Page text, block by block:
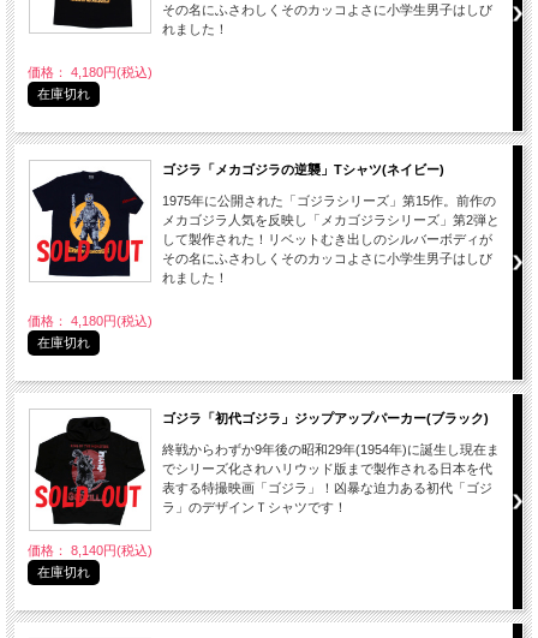
その名にふさわしくそのカッコよさに小学生男子はしび
れました！
価格： 4,180円(税込)
在庫切れ
ゴジラ「メカゴジラの逆襲」Tシャツ(ネイビー)
1975年に公開された「ゴジラシリーズ」第15作。前作の
メカゴジラ人気を反映し「メカゴジラシリーズ」第2弾と
して製作された！リベットむき出しのシルバーボディが
その名にふさわしくそのカッコよさに小学生男子はしび
れました！
価格： 4,180円(税込)
在庫切れ
ゴジラ「初代ゴジラ」ジップアップパーカー(ブラック)
終戦からわずか9年後の昭和29年(1954年)に誕生し現在ま
でシリーズ化されハリウッド版まで製作される日本を代
表する特撮映画「ゴジラ」！凶暴な迫力ある初代「ゴジ
ラ」のデザインＴシャツです！
価格： 8,140円(税込)
在庫切れ